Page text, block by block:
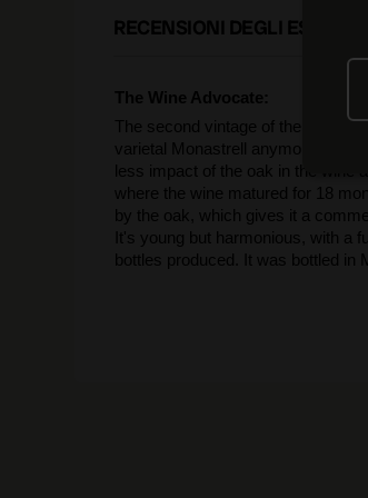
RECENSIONI DEGLI ESPERTI
The Wine Advocate:
The second vintage of the
varietal Monastrell anymore but a
less impact of the oak in the wine
where the wine matured for 18
by the oak, which gives it a
It's young but harmonious, with a
bottles produced. It was bottled in